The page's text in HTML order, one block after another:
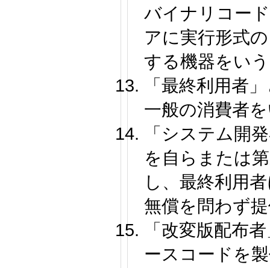
バイナリコー
アに実行形式
する機器をい
「最終利用者
一般の消費者
「システム開
を自らまたは
し、最終利用
無償を問わず
「改変版配布
ースコードを